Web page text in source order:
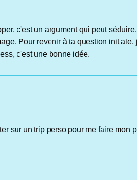
c'est un argument qui peut
Pour revenir à ta question
c'est une bonne idée.
sur un trip perso pour me faire mon